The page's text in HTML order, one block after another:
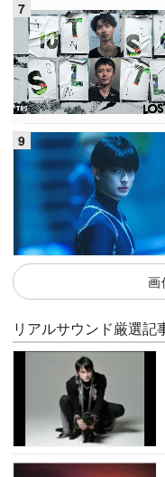
画
リアルサウンド厳選記